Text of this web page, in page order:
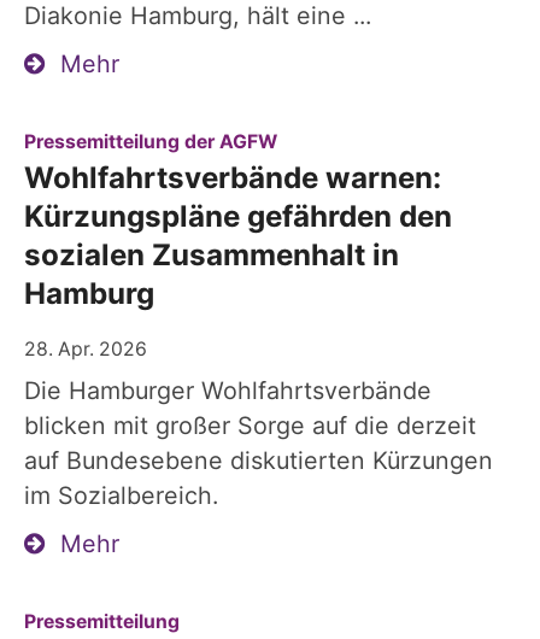
Diakonie Hamburg, hält eine ...
Mehr
Pressemitteilung der AGFW:
Wohlfahrtsverbände warnen:
Kürzungspläne gefährden den
sozialen Zusammenhalt in
Hamburg
28. Apr. 2026
Die Hamburger Wohlfahrtsverbände
blicken mit großer Sorge auf die derzeit
auf Bundesebene diskutierten Kürzungen
im Sozialbereich.
Mehr
Pressemitteilung